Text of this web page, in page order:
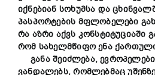
იქნებიან სოხუმსა და
პასპორტების მფლობელები
რა აზრი აქვს კონსტიტუციაში
რომ სახელმწიფო ენა
განა შეიძლება,
ვანდალებს, რომლებმაც